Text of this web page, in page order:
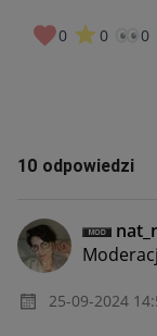
0 0 0
10 odpowiedzi
‎25-09-2024